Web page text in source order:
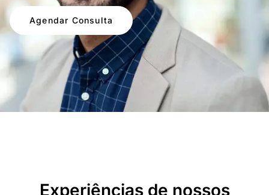
Agendar Consulta
Experiências de nossos